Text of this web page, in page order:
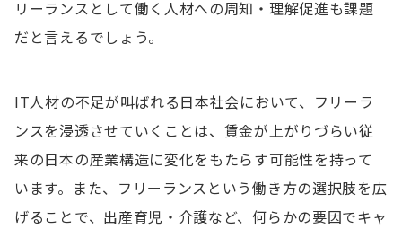
リーランスとして働く人材への周知・理解促進も課題
だと言えるでしょう。
IT人材の不足が叫ばれる日本社会において、フリーラ
ンスを浸透させていくことは、賃金が上がりづらい従
来の日本の産業構造に変化をもたらす可能性を持って
います。また、フリーランスという働き方の選択肢を広
げることで、出産育児・介護など、何らかの要因でキャ